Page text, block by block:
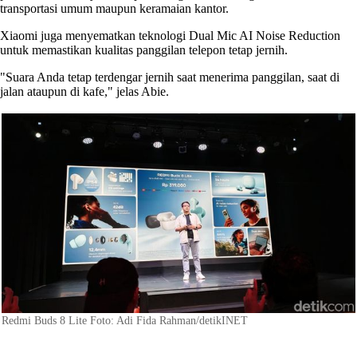
transportasi umum maupun keramaian kantor.
Xiaomi juga menyematkan teknologi Dual Mic AI Noise Reduction
untuk memastikan kualitas panggilan telepon tetap jernih.
"Suara Anda tetap terdengar jernih saat menerima panggilan, saat di
jalan ataupun di kafe," jelas Abie.
Redmi Buds 8 Lite Foto: Adi Fida Rahman/detikINET